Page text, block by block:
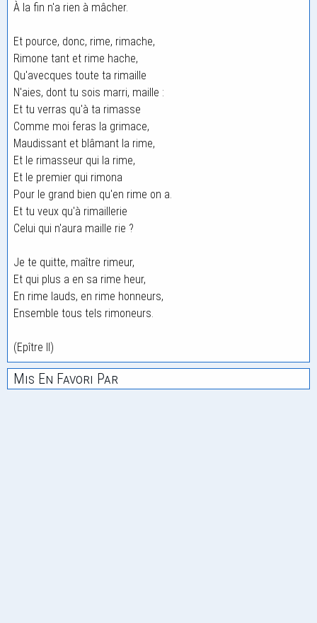
À la fin n'a rien à mâcher.
Et pource, donc, rime, rimache,
Rimone tant et rime hache,
Qu'avecques toute ta rimaille
N'aies, dont tu sois marri, maille :
Et tu verras qu'à ta rimasse
Comme moi feras la grimace,
Maudissant et blâmant la rime,
Et le rimasseur qui la rime,
Et le premier qui rimona
Pour le grand bien qu'en rime on a.
Et tu veux qu'à rimaillerie
Celui qui n'aura maille rie ?
Je te quitte, maître rimeur,
Et qui plus a en sa rime heur,
En rime lauds, en rime honneurs,
Ensemble tous tels rimoneurs.
(Epître II)
Mis En Favori Par